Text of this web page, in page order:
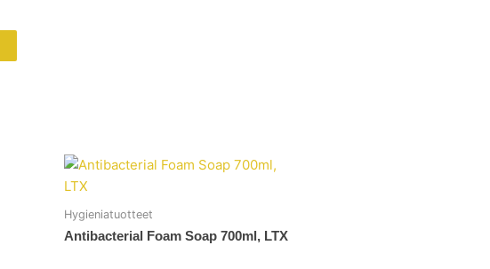
tuotteella
Hygieniatuotteet
Antibacterial Foam Soap 700ml, LTX